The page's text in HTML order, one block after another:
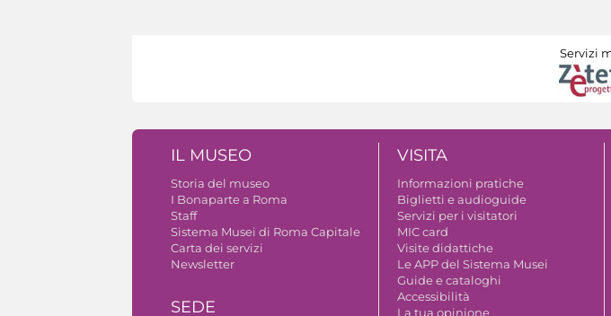
Servizi
IL MUSEO
Storia del museo
I Bonaparte a Roma
Staff
Sistema Musei di Roma Capitale
Carta dei servizi
Newsletter
SEDE
VISITA
Informazioni pratiche
Biglietti e audioguide
Servizi per i visitatori
MIC card
Visite didattiche
Le APP del Sistema Musei
Guide e cataloghi
Accessibilità
La tua opinione